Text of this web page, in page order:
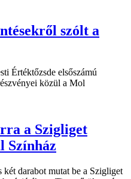
szólt a
Értéktőzsde elsőszámú
közül a Mol
a Szigliget
Színház
darabot mutat be a Szigliget